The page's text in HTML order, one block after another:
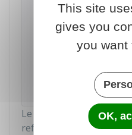
Se rétracter
d'un bien
Institut national
Le simple renvoi du bien
refus de prendre
This site
gives you
you want
OK,